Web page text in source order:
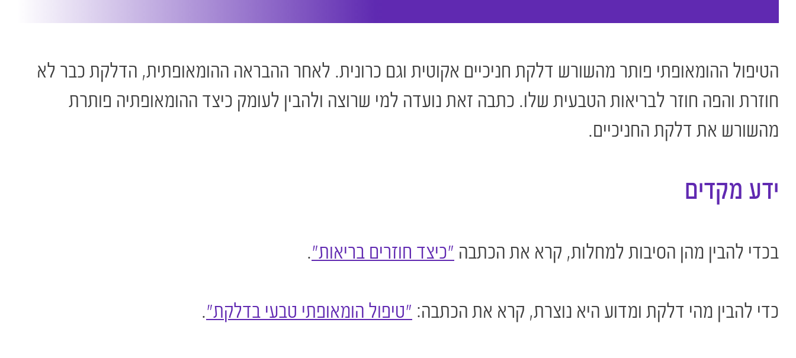
הטיפול ההומאופתי פותר מהשורש דלקת חניכיים אקוטית וגם כרונית. לאחר ההבראה ההומאופתית, הדלקת כבר לא
חוזרת והפה חוזר לבריאות הטבעית שלו. כתבה זאת נועדה למי שרוצה ולהבין לעומק כיצד ההומאופתיה פותרת
מהשורש את דלקת החניכיים.
ידע מקדים
בכדי להבין מהן הסיבות למחלות, קרא את הכתבה "כיצד חוזרים בריאות".
כדי להבין מהי דלקת ומדוע היא נוצרת, קרא את הכתבה: "טיפול הומאופתי טבעי בדלקת".